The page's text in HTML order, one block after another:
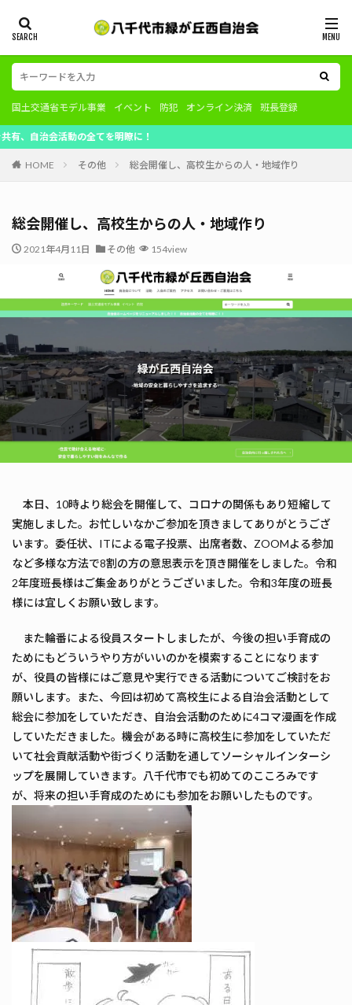
国土交通省モデル事業 イベント 防犯 オンライン決済 班長登録
の全てを明瞭に！
HOME その他 総会開催し、高校生からの人・地域作り
総会開催し、高校生からの人・地域作り
2021年4月11日 その他 154view
本日、10時より総会を開催して、コロナの関係もあり短縮して
実施しました。お忙しいなかご参加を頂きましてありがとうござ
います。委任状、ITによる電子投票、出席者数、ZOOMよる参加
など多様な方法で8割の方の意思表示を頂き開催をしました。令和
2年度班長様はご集金ありがとうございました。令和3年度の班長
様には宜しくお願い致します。
また輪番による役員スタートしましたが、今後の担い手育成の
ためにもどういうやり方がいいのかを模索することになります
が、役員の皆様にはご意見や実行できる活動についてご検討をお
願いします。また、今回は初めて高校生による自治会活動として
総会に参加をしていただき、自治会活動のために4コマ漫画を作成
していただきました。機会がある時に高校生に参加をしていただ
いて社会貢献活動や街づくり活動を通してソーシャルインターシ
ップを展開していきます。八千代市でも初めてのこころみです
が、将来の担い手育成のためにも参加をお願いしたものです。